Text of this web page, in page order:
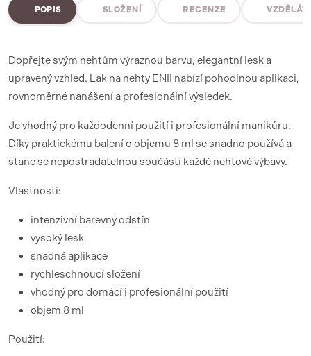
POPIS SLOŽENÍ RECENZE
Dopřejte svým nehtům výraznou barvu, elegantní lesk a
upravený vzhled. Lak na nehty ENII nabízí pohodlnou aplikaci,
rovnoměrné nanášení a profesionální výsledek.
Je vhodný pro každodenní použití i profesionální manikúru.
Díky praktickému balení o objemu 8 ml se snadno používá a
stane se nepostradatelnou součástí každé nehtové výbavy.
Vlastnosti:
intenzivní barevný odstín
vysoký lesk
snadná aplikace
rychleschnoucí složení
vhodný pro domácí i profesionální použití
objem 8 ml
Použití: